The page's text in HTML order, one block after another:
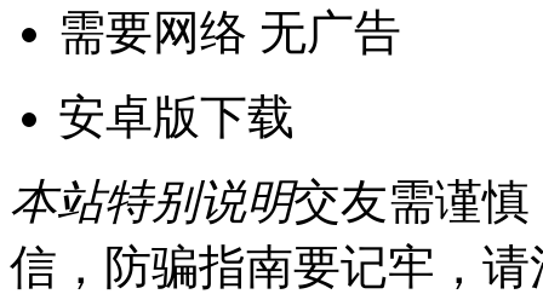
需要网络 无广告
安卓版下载
本站特别说明交友需谨
信，防骗指南要记牢，